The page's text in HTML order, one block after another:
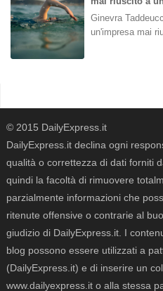
Ginevra
un'impresa mai
© 2015 DailyExpress.it
DailyExpress.it declina ogni
qualità o correttezza di dati forniti
quindi la facoltà di rimuovere
parzialmente informazioni che
ritenute offensive o contrarie al
giudizio di DailyExpress.it. I
blog possono essere utilizzati a
(DailyExpress.it) e di inserire un
www.dailyexpress.it o alla stessa